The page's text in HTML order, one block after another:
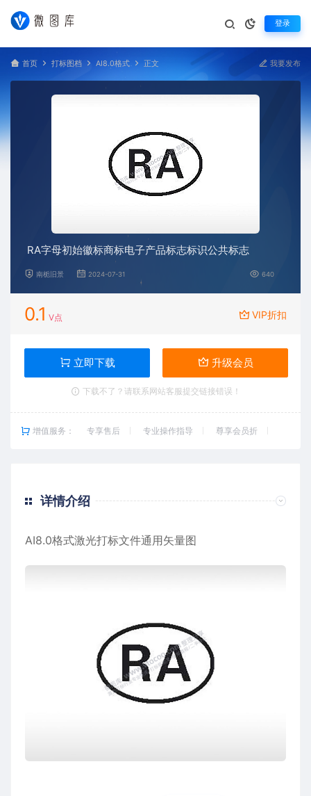
登录
首页 打标图档 AI8.0格式 正文 我要发布
RA字母初始徽标商标电子产品标志标识公共标志
南栀旧景 2024-07-31 640
0.1 V点 VIP折扣
立即下载 升级会员
下载不了？请联系网站客服提交链接错误！
增值服务： 专享售后 专业操作指导 尊享会员折
详情介绍
AI8.0格式激光打标文件通用矢量图